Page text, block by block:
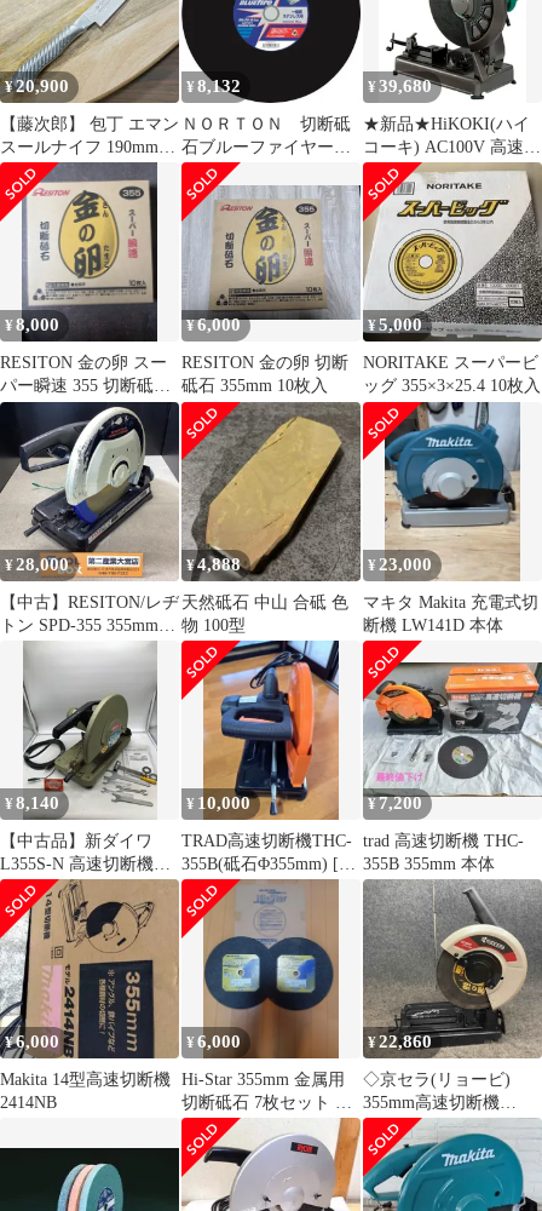
¥20,900
【藤次郎】 包丁 エマン
スールナイフ 190mm
TOJIRO PRO SERVISE
en SALLEサーヴィスナ
イフシリーズ V金10号
37層ダマスカス オール
ステンレス 送料無料 ギ
フトラッピング対応
FD-708
¥ 8,132
ＮＯＲＴＯＮ 切断砥
石ブルーファイヤー３
５５Ｄ 10枚セット
¥39,680
★新品★HiKOKI(ハイ
コーキ) AC100V 高速切
断機 CC14SF トイシ径
355mm 切断砥石別売り
最大切断Φ120mm
CC14SF 100V 2f371af8
¥8,000
RESITON 金の卵 スー
パー瞬速 355 切断砥石
10枚入
¥6,000
RESITON 金の卵 切断
砥石 355mm 10枚入
¥5,000
NORITAKE スーパービ
ッグ 355×3×25.4 10枚入
¥28,000
【中古】RESITON/レヂ
トン SPD-355 355mmチ
ップソー&切断砥石兼
読【203】
¥4,888
天然砥石 中山 合砥 色
物 100型
¥ 23,000
マキタ Makita 充電式切
断機 LW141D 本体
¥8,140
【中古品】新ダイワ
L355S-N 高速切断機
[IT_BR1GC][岡岩]
[M05]
¥ 10,000
TRAD高速切断機THC-
355B(砥石Φ355mm) [三
共コーポレーション]
¥7,200
trad 高速切断機 THC-
355B 355mm 本体
¥6,000
Makita 14型高速切断機
2414NB
¥6,000
Hi-Star 355mm 金属用
切断砥石 7枚セット 高
速切断機用
¥22,860
◇京セラ(リョービ)
355mm高速切断機
AC3561【鴻巣店】